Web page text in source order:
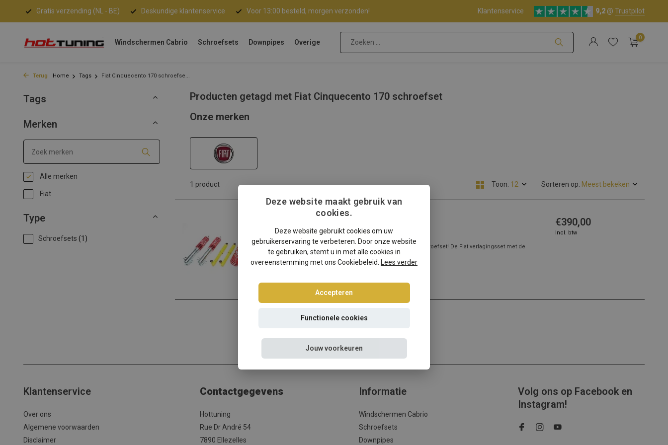
Gratis verzending (NL - BE) Deskundige klantenservice Voor 13:00 besteld, morgen verzonden! Klantenservice 9,2 @ Trustpilot
Windschermen Cabrio Schroefsets Downpipes Overige
0
Terug Home Tags Fiat Cinquecento 170 schroefse...
Tags
Merken
Alle merken
Fiat
Type
Schroefsets (1)
Producten getagd met Fiat Cinquecento 170 schroefset
Onze merken
1 product Toon: Sorteren op:
Fiat Cinquecento 170 schroefset
Fiat Cinquecento 170? Kies dan voor deze Ta-Technix schroefset! De Fiat verlagingsset met de
beste prijs/kwaliteit verho...
Lees meer
€390,00
Incl. btw
Klantenservice
Over ons
Algemene voorwaarden
Disclaimer
Contactgegevens
Hottuning
Rue Dr André 54
7890 Ellezelles
Informatie
Windschermen Cabrio
Schroefsets
Downpipes
Volg ons op Facebook en
Instagram!
Deze website maakt gebruik van
cookies.
Deze website gebruikt cookies om uw
gebruikerservaring te verbeteren. Door onze website
te gebruiken, stemt u in met alle cookies in
overeenstemming met ons Cookiebeleid. Lees verder
Accepteren
Functionele cookies
Jouw voorkeuren